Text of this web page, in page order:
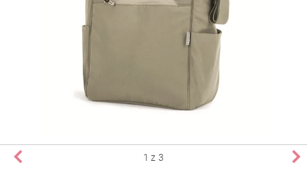
1 z 3